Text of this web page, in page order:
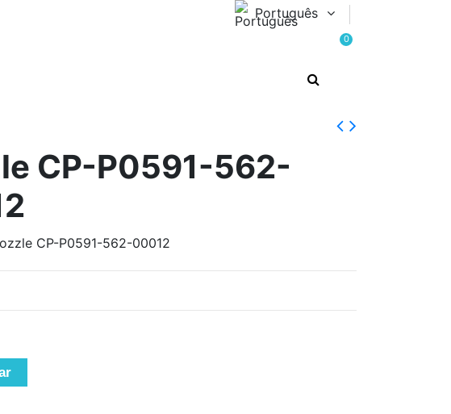
Português
0
CP-P0591-562-
CP-P0591-562-00012